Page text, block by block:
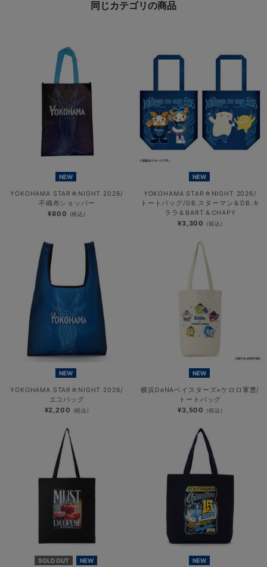
同じカテゴリの商品
NEW
YOKOHAMA STAR☆NIGHT 2026/
不織布ショッパー
¥800 (税込)
NEW
YOKOHAMA STAR☆NIGHT 2026/
トートバッグ/DB.スターマン＆DB.キ
ララ＆BART＆CHAPY
¥3,300 (税込)
NEW
YOKOHAMA STAR☆NIGHT 2026/
エコバッグ
¥2,200 (税込)
NEW
横浜DeNAベイスターズ×ケロロ軍曹/
トートバッグ
¥3,500 (税込)
SOLD OUT NEW NEW